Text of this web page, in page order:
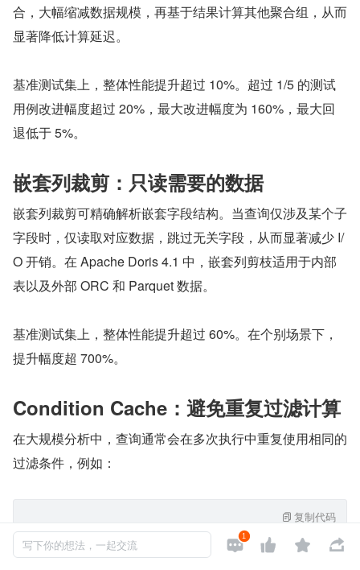
合，大幅缩减数据规模，再基于结果计算其他聚合组，从而
显著降低计算延迟。
基准测试集上，整体性能提升超过 10%。超过 1/5 的测试
用例改进幅度超过 20%，最大改进幅度为 160%，最大回
退低于 5%。
嵌套列裁剪：只读需要的数据
嵌套列裁剪可精确解析嵌套字段结构。当查询仅涉及某个子
字段时，仅读取对应数据，跳过无关字段，从而显著减少 I/
O 开销。在 Apache Doris 4.1 中，嵌套列剪枝适用于内部
表以及外部 ORC 和 Parquet 数据。
基准测试集上，整体性能提升超过 60%。在个别场景下，
提升幅度超 700%。
Condition Cache：避免重复过滤计算
在大规模分析中，查询通常会在多次执行中重复使用相同的
过滤条件，例如：
SELECT * FROM orders WHERE region = 'ASIA';
SELECT count(*) FROM orders WHERE region =
复制代码
写下你的想法，一起交流 
1   